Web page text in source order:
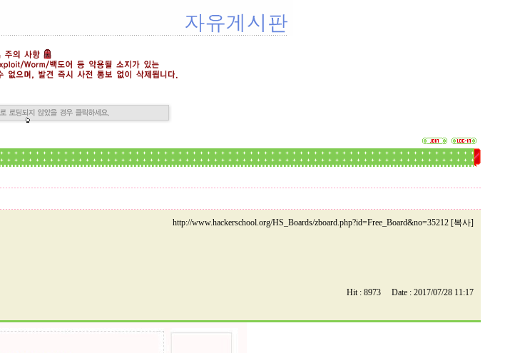
http://www.hackerschool.org/HS_Boards/zboard.php?id=Free_Board&no=35212 [복사]
Hit : 8973 Date : 2017/07/28 11:17